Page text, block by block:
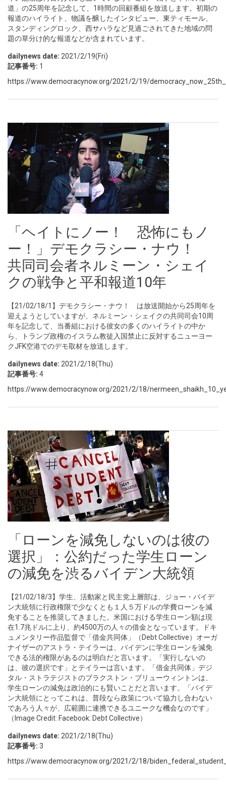
道」の25周年を記念して、1時間の回顧番組を放送します。初期の
報道のハイライト、物議を醸したインタビュー、東ティモール、
スタンディングロック、西サハラなど見過ごされてきた地域の問
題の草分け的な報道などが含まれています。
dailynews date: 2021/2/19(Fri)
記事番号: 1
https://www.democracynow.org/2021/2/19/
「ヘイトにノー！ 恐怖にもノ
ー！」デモクラシー・ナウ！
共同司会者ネルミーン・シェイ
クの戦争と平和報道10年
【21/02/18/1】デモクラシー・ナウ！ は放送開始から25周年を
迎えようとしていますが、ネルミーン・シェイクの共同司会10周
年を記念して、当番組における彼女の多くのハイライトの中か
ら、トランプ政権のイスラム教徒入国禁止に反対するニューヨー
クJFK空港でのデモ取材を放送します。
dailynews date: 2021/2/18(Thu)
記事番号: 4
https://www.democracynow.org/2021/2/18/
「ローンを減免しないのは彼の
選択」：公約だった学生ローン
の減免を渋るバイデン大統領
【21/02/18/3】学生、活動家と民主党上層部は、ジョー・バイデ
ン大統領に行政権限で少なくとも１人５万ドルの学費ローンを減
免することを推奨してきました。米国における学生ローン額は現
在1.7兆ドルに上り、約4500万の人々の借金となっています。ドキ
ュメンタリー作品監督で「借金共同体」（Debt Collective）オーガ
ナイザーのアストラ・テイラーは、バイデンに学生ローンを減免
できる法的権限があるのは明白だと言います。「実行しないの
は、彼の選択です」とテイラーは言います。「借金共同体」デジ
タル・ストラテジストのブラクストン・ブリューウィントンは、
学生ローンの減免は政治的にも賢いことだと言います。「バイデ
ン大統領にとってこれは、普段なら政策について協力し合わない
であろう人々が、広範囲に連携できるユニークな機会なのです」
（Image Credit: Facebook: Debt Collective）
dailynews date: 2021/2/18(Thu)
記事番号: 3
https://www.democracynow.org/2021/2/18/